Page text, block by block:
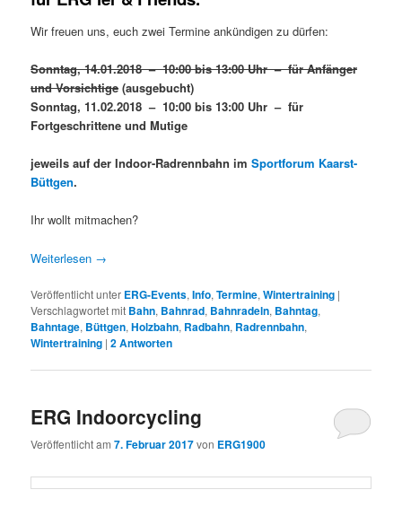
Wir freuen uns, euch zwei Termine ankündigen zu dürfen:
Sonntag, 14.01.2018 – 10:00 bis 13:00 Uhr – für Anfänger
und Vorsichtige (ausgebucht)
Sonntag, 11.02.2018 – 10:00 bis 13:00 Uhr – für
Fortgeschrittene und Mutige
jeweils auf der Indoor-Radrennbahn imSportforum Kaarst-
Büttgen.
Ihr wollt mitmachen?
Weiterlesen →
Veröffentlicht unter ERG-Events,Info,Termine,Wintertraining |
Verschlagwortet mit Bahn, Bahnrad, Bahnradeln, Bahntag,
Bahntage, Büttgen,Holzbahn, Radbahn, Radrennbahn,
Wintertraining |2Antworten
ERG Indoorcycling
Veröffentlicht am7. Februar 2017von ERG1900